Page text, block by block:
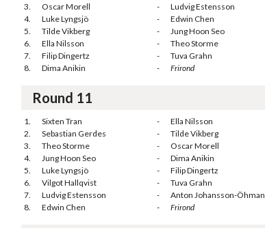
3.
Oscar Morell - Ludvig Estensson
4.
Luke Lyngsjö - Edwin Chen
5.
Tilde Vikberg - Jung Hoon Seo
6.
Ella Nilsson - Theo Storme
7.
Filip Dingertz - Tuva Grahn
8.
Dima Anikin - Frirond
Round 11
1. Sixten Tran - Ella Nilsson
2.
Sebastian Gerdes - Tilde Vikberg
3.
Theo Storme - Oscar Morell
4.
Jung Hoon Seo - Dima Anikin
5.
Luke Lyngsjö - Filip Dingertz
6.
Vilgot Hallqvist - Tuva Grahn
7.
Ludvig Estensson - Anton Johansson-Öhman
8.
Edwin Chen - Frirond